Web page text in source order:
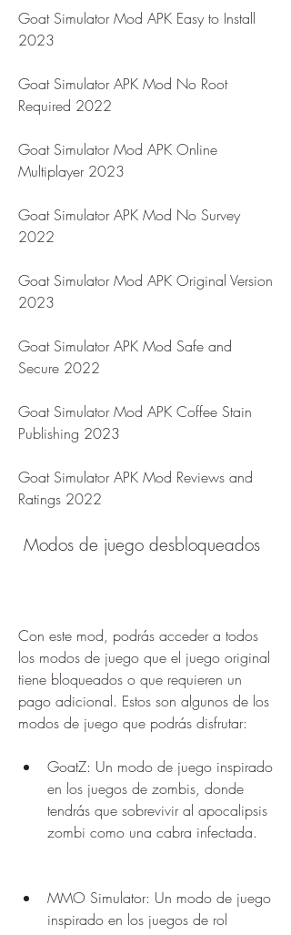
Goat Simulator Mod APK Easy to Install
2023
Goat Simulator APK Mod No Root
Required 2022
Goat Simulator Mod APK Online
Multiplayer 2023
Goat Simulator APK Mod No Survey
2022
Goat Simulator Mod APK Original Version
2023
Goat Simulator APK Mod Safe and
Secure 2022
Goat Simulator Mod APK Coffee Stain
Publishing 2023
Goat Simulator APK Mod Reviews and
Ratings 2022
Modos de juego desbloqueados
Con este mod, podrás acceder a todos
los modos de juego que el juego original
tiene bloqueados o que requieren un
pago adicional. Estos son algunos de los
modos de juego que podrás disfrutar:
GoatZ: Un modo de juego inspirado
en los juegos de zombis, donde
tendrás que sobrevivir al apocalipsis
zombi como una cabra infectada.
MMO Simulator: Un modo de juego
inspirado en los juegos de rol